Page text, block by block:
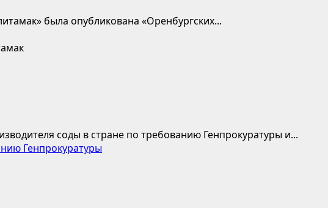
была опубликована «Оренбургских...
соды в стране по требованию Генпрокуратуры и...
Генпрокуратуры